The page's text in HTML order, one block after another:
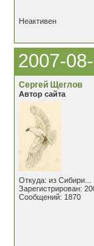
Неактивен
2007-
Сергей Щеглов
Автор сайта
Откуда: из Сибири...
Зарегистрирован:
Сообщений: 1870